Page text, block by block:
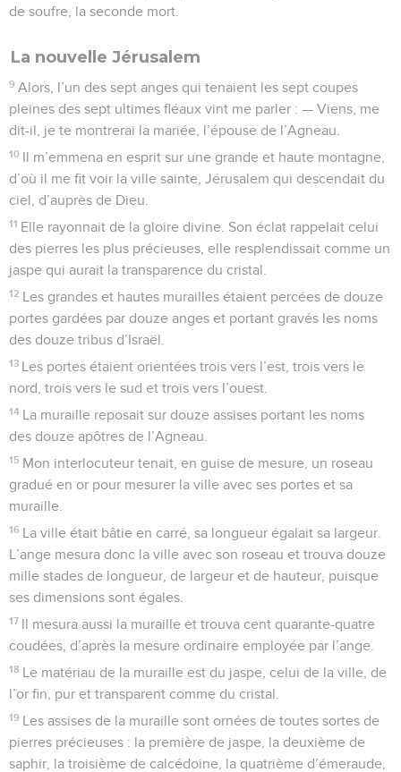
de soufre, la seconde mort.
La nouvelle Jérusalem
9 Alors, l’un des sept anges qui tenaient les sept coupes
pleines des sept ultimes fléaux vint me parler : — Viens, me
dit-il, je te montrerai la mariée, l’épouse de l’Agneau.
10 Il m’emmena en esprit sur une grande et haute montagne,
d’où il me fit voir la ville sainte, Jérusalem qui descendait du
ciel, d’auprès de Dieu.
11 Elle rayonnait de la gloire divine. Son éclat rappelait celui
des pierres les plus précieuses, elle resplendissait comme un
jaspe qui aurait la transparence du cristal.
12 Les grandes et hautes murailles étaient percées de douze
portes gardées par douze anges et portant gravés les noms
des douze tribus d’Israël.
13 Les portes étaient orientées trois vers l’est, trois vers le
nord, trois vers le sud et trois vers l’ouest.
14 La muraille reposait sur douze assises portant les noms
des douze apôtres de l’Agneau.
15 Mon interlocuteur tenait, en guise de mesure, un roseau
gradué en or pour mesurer la ville avec ses portes et sa
muraille.
16 La ville était bâtie en carré, sa longueur égalait sa largeur.
L’ange mesura donc la ville avec son roseau et trouva douze
mille stades de longueur, de largeur et de hauteur, puisque
ses dimensions sont égales.
17 Il mesura aussi la muraille et trouva cent quarante-quatre
coudées, d’après la mesure ordinaire employée par l’ange.
18 Le matériau de la muraille est du jaspe, celui de la ville, de
l’or fin, pur et transparent comme du cristal.
19 Les assises de la muraille sont ornées de toutes sortes de
pierres précieuses : la première de jaspe, la deuxième de
saphir, la troisième de calcédoine, la quatrième d’émeraude,